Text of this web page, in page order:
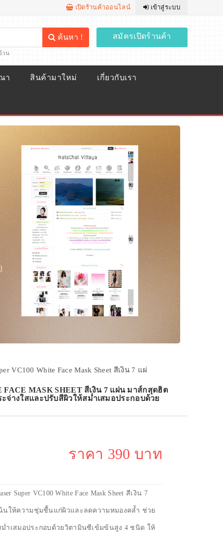
เปิดร้านค้าออนไลน์ เข้าสู่ระบบ
ค้นหา !
วน
สมัครเปิดร้านค้า
า สินค้ามาใหม่ เกี่ยวกับเรา
VC100 White Face Mask Sheet สีเงิน 7 แผ่
MASK SHEET สีเงิน 7 แผ่น มาส์กสุดฮิต
างใสและปรับสีผิวให้สม่ำเสมอประกอบด้วย
ราคา 390 บาท
Super VC100 White Face Mask Sheet สีเงิน 7
ให้ความชุ่มชื้นแก่ผิวและลดความหมองคล้ำ ช่วย
ำเสมอประกอบด้วยวิตามินซีเข้มข้นสูง 4 ชนิด ให้